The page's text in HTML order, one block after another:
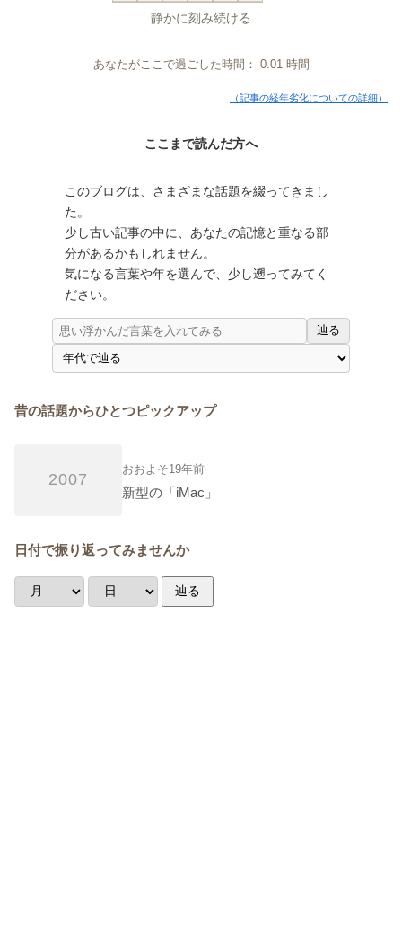
静かに刻み続ける
あなたがここで過ごした時間： 0.01時間
（記事の経年劣化についての詳細）
ここまで読んだ方へ
このブログは、さまざまな話題を綴ってきまし
た。
少し古い記事の中に、あなたの記憶と重なる部
分があるかもしれません。
気になる言葉や年を選んで、少し遡ってみてく
ださい。
辿る
昔の話題からひとつピックアップ
2007
おおよそ19年前
新型の「iMac」
日付で振り返ってみませんか
辿る